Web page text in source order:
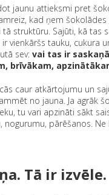
jaunu attieksmi pret
kad ņem šokolādes
tā struktūru. Sajūti, kā tas
ir vienkāršs tauku, cukura
sev: vai tas ir
brīvākam,
caur atkārtojumu un
no jauna. Ja agrāk
tu vari apzināti sākt
nogurumu, pārēšanos.
Tā ir izvēle.